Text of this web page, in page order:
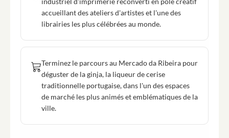
accueillant des ateliers d'artistes et l'une des
librairies les plus célébrées au monde.
Terminez le parcours au Mercado da Ribeira pour
déguster de la ginja, la liqueur de cerise
traditionnelle portugaise, dans l'un des espaces
de marché les plus animés et emblématiques de la
ville.